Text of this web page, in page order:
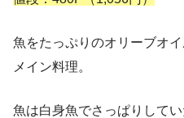
魚をたっぷりのオリーブオ
メイン料理。
魚は白身魚でさっぱりして